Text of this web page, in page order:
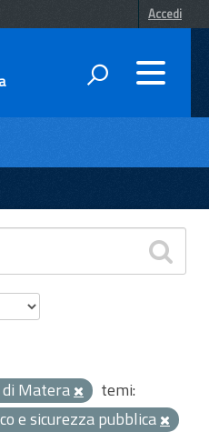
Accedi
Matera
temi:
e sicurezza pubblica